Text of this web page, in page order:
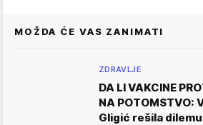
MOŽDA ĆE VAS ZANIMATI
ZDRAVLJE
DA LI VAKCINE
NA POTOMSTVO:
Gligić rešila dilemu